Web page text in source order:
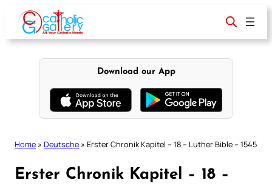
content
Download our App
Home » Deutsche » Erster Chronik Kapitel – 18 – Luther Bible – 1545
Erster Chronik Kapitel – 18 –